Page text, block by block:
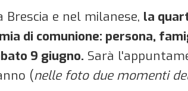
e nel milanese, la
di comunione: persona,
9 giugno. Sarà
(nelle foto due momenti